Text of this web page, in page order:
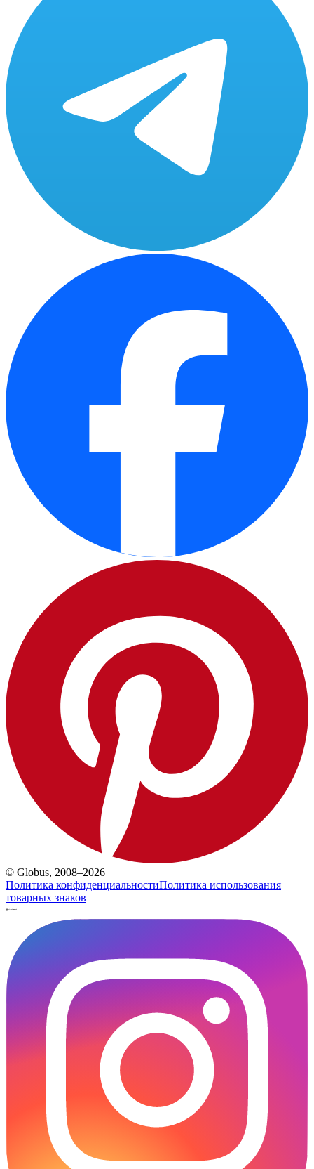
© Globus, 2008–2026
Политика конфиденциальностиПолитика использования
товарных знаков